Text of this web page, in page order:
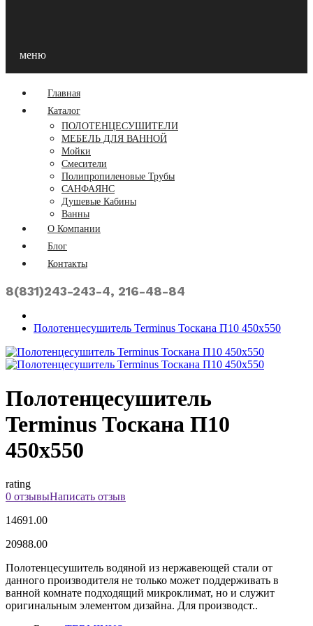
меню
Главная
Каталог
ПОЛОТЕНЦЕСУШИТЕЛИ
МЕБЕЛЬ ДЛЯ ВАННОЙ
Мойки
Смесители
Полипропиленовые Трубы
САНФАЯНС
Душевые Кабины
Ванны
О Компании
Блог
Контакты
8(831)243-243-4, 216-48-84
Полотенцесушитель Terminus Тоскана П10 450х550
Полотенцесушитель
Terminus Тоскана П10
450х550
rating
0 отзывыНаписать отзыв
14691.00
20988.00
Полотенцесушитель водяной из нержавеющей стали от
данного производителя не только может поддерживать в
ванной комнате подходящий микроклимат, но и служит
оригинальным элементом дизайна. Для производст..